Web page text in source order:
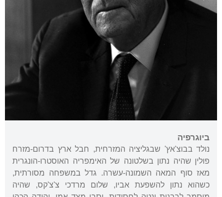
ביוגרפיה
נולד בבוצ'אץ' שבגליציה המזרחית, חבל ארץ בדרום-מזרח
פולין שהיה נתון בשלטונה של האימפריה האוסטרו-הונגרית
מאז סוף המאה השמונה-עשרה. גדל במשפחה מסורתית,
כשהוא נתון להשפעת אביו, שלום מרדכי צ'צ'קס, שהיה